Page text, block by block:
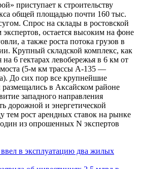
приступает к строительству
общей площадью почти 160 тыс.
Спрос на склады в ростовской
остается высоким на фоне
а также роста потока грузов в
Крупный складской комплекс, как
6 гектарах левобережья в 6 км от
моста (5-м км трассы А-135 ―
До сих пор все крупнейшие
размещались в Аксайском районе
западного направления
дорожной и энергетической
тем рост арендных ставок на рынке
один из опрошенных N экспертов